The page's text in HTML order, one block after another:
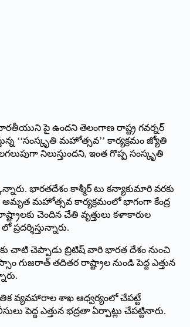
పై ఉందని తెలంగాణ రాష్ట్ర గవర్నర్‌
‘‘సంస్కృతి మహోత్సవ’’ కార్యక్రమం జ్యోతి
నిలుస్తుందని, ఇంత గొప్ప సంస్కృతి
భారతదేశం కాశ్మీర్‌ ‌టు కన్యాకుమారి వరకు
మహోత్సవ కార్యక్రమంలో భాగంగా కేంద్ర
చెందిన చేతి వృత్తులు కళాకారుల
చాటి చెప్పాడు బ్రిటిష్‌ ‌వారి భారత దేశం నుంచి
‌తదితర రాష్ట్రాల నుండి పెద్ద ఎత్తున
వ్యవహారాల శాఖ ఆధ్వర్యంలో చేపట్టే
పెద్ద ఎత్తున భద్రతా ఏర్పాట్లు చేపట్టినారు.